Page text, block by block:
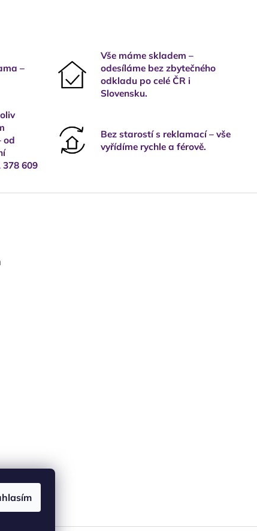
–
Vše máme skladem –
odesíláme bez zbytečného
odkladu po celé ČR i
Slovensku.
od
378 609
Bez starostí s reklamací – vše
vyřídíme rychle a férově.